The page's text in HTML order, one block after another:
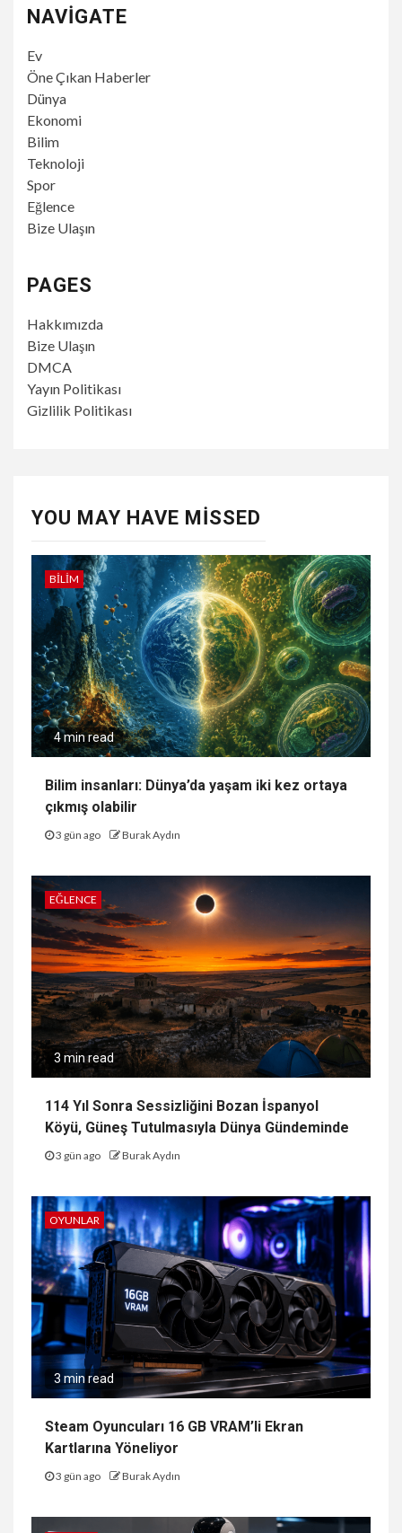
NAVIGATE
Ev
Öne Çıkan Haberler
Dünya
Ekonomi
Bilim
Teknoloji
Spor
Eğlence
Bize Ulaşın
PAGES
Hakkımızda
Bize Ulaşın
DMCA
Yayın Politikası
Gizlilik Politikası
YOU MAY HAVE MISSED
BILIM
4 min read
Bilim insanları: Dünya’da yaşam iki kez ortaya
çıkmış olabilir
3 gün ago Burak Aydın
EĞLENCE
3 min read
114 Yıl Sonra Sessizliğini Bozan İspanyol
Köyü, Güneş Tutulmasıyla Dünya Gündeminde
3 gün ago Burak Aydın
OYUNLAR
3 min read
Steam Oyuncuları 16 GB VRAM’li Ekran
Kartlarına Yöneliyor
3 gün ago Burak Aydın